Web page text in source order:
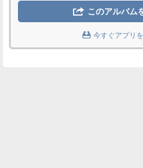
 このアルバム
 今すぐアプリ